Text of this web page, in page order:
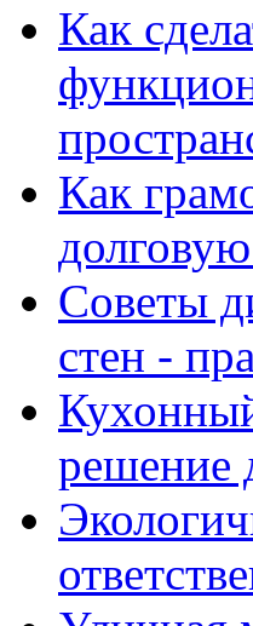
Как
Как
Советы
стен -
решение